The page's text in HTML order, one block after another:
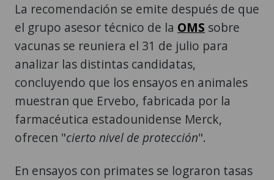
La recomendación se emite después de que
el grupo asesor técnico de la OMS sobre
vacunas se reuniera el 31 de julio para
analizar las distintas candidatas,
concluyendo que los ensayos en animales
muestran que Ervebo, fabricada por la
farmacéutica estadounidense Merck,
ofrecen "cierto nivel de protección".
En ensayos con primates se lograron tasas